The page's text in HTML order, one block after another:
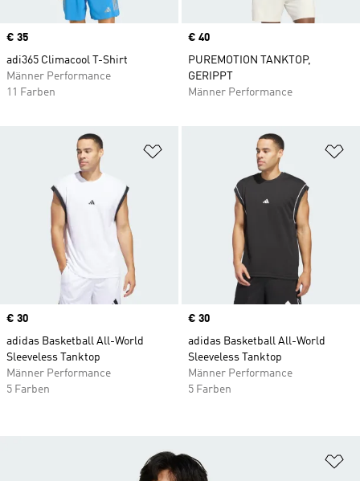
Price
€ 35
adi365 Climacool T-Shirt
Männer Performance
11 Farben
Price
€ 40
PUREMOTION TANKTOP,
GERIPPT
Männer Performance
Zur Wunschliste hinzufügen
Price
€ 30
adidas Basketball All-World
Sleeveless Tanktop
Männer Performance
5 Farben
Price
€ 30
adidas Basketball All-World
Sleeveless Tanktop
Männer Performance
5 Farben